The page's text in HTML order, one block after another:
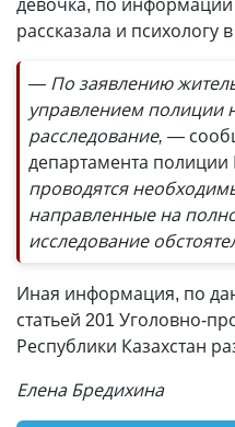
рассказала и психологу
— По заявлению
управлением полиции
расследование, —
департамента полиции
проводятся
направленные на
исследование
Иная информация, по
статьей 201 Уголовно-
Республики Казахстан
Елена Бредихина